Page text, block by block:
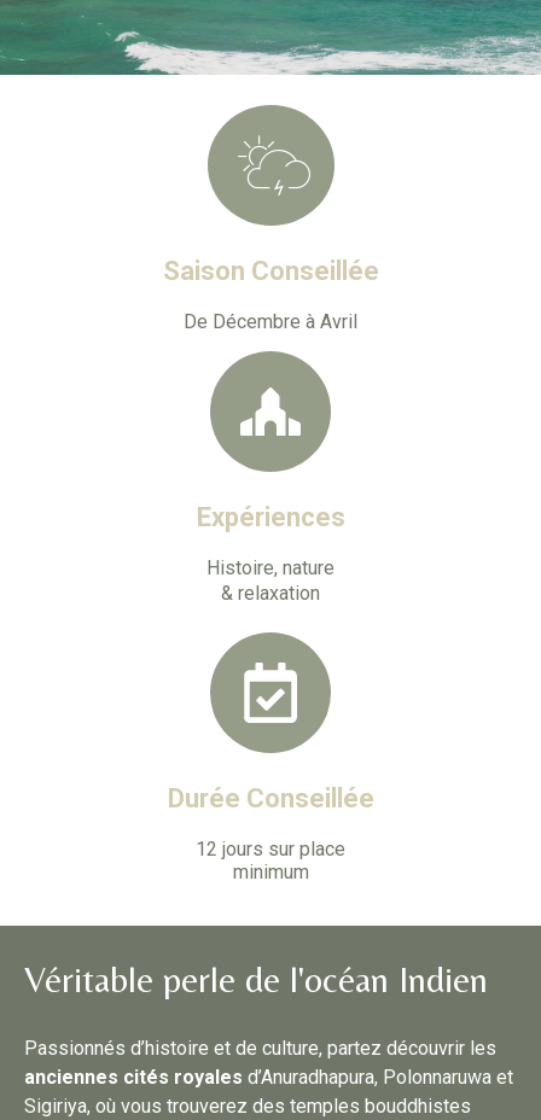
Saison Conseillée
De Décembre à Avril
Expériences
Histoire, nature
& relaxation
Durée Conseillée
12 jours sur place
minimum
Véritable perle de l'océan Indien
Passionnés d’histoire et de culture, partez découvrir les
anciennes cités royales d’Anuradhapura, Polonnaruwa et
Sigiriya, où vous trouverez des temples bouddhistes